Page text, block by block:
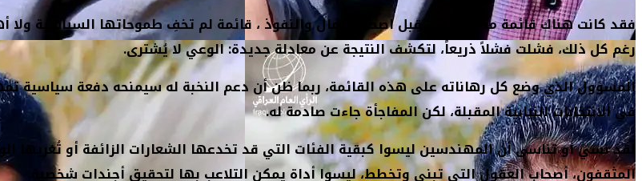
فقد كانت هناك قائمة مدعومة من قِبل اصحاب المال والنفوذ ، قائمة لم تخفِ طموحاتها السياسية ولا
رغم كل ذلك، فشلت فشلاً ذريعاً، لتكشف النتيجة عن معادلة جديدة: الوعي لا يُشترى.
المسؤول الذي وضع كل رهاناته على هذه القائمة، ربما ظن أن دعم النخبة له سيمنحه دفعة سياسية
في الانتخابات النيابية المقبلة، لكن المفاجأة جاءت صادمة له.
لقد نسي أو تناسى أن المهندسين ليسوا كبقية الفئات التي قد تخدعها الشعارات الزائفة أو تُغريها
المثقفون، أصحاب العقول التي تبني وتخطط، ليسوا أداة يمكن التلاعب بها لتحقيق أجندات شخصية.